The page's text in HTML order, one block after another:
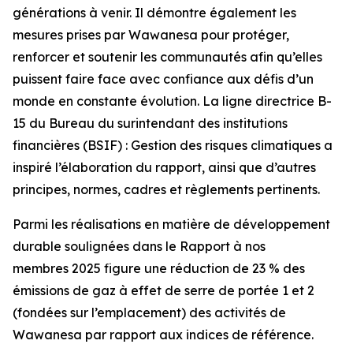
générations à venir. Il démontre également les
mesures prises par Wawanesa pour protéger,
renforcer et soutenir les communautés afin qu’elles
puissent faire face avec confiance aux défis d’un
monde en constante évolution. La ligne directrice B-
15 du Bureau du surintendant des institutions
financières (BSIF) : Gestion des risques climatiques a
inspiré l’élaboration du rapport, ainsi que d’autres
principes, normes, cadres et règlements pertinents.
Parmi les réalisations en matière de développement
durable soulignées dans le Rapport à nos
membres 2025 figure une réduction de 23 % des
émissions de gaz à effet de serre de portée 1 et 2
(fondées sur l’emplacement) des activités de
Wawanesa par rapport aux indices de référence.